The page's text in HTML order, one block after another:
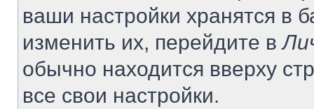
ваши настройки хранятся в
изменить их, перейдите в
обычно находится вверху
все свои настройки.